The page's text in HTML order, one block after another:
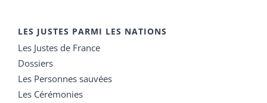
LES JUSTES PARMI LES NATIONS
Les Justes de France
Dossiers
Les Personnes sauvées
Les Cérémonies